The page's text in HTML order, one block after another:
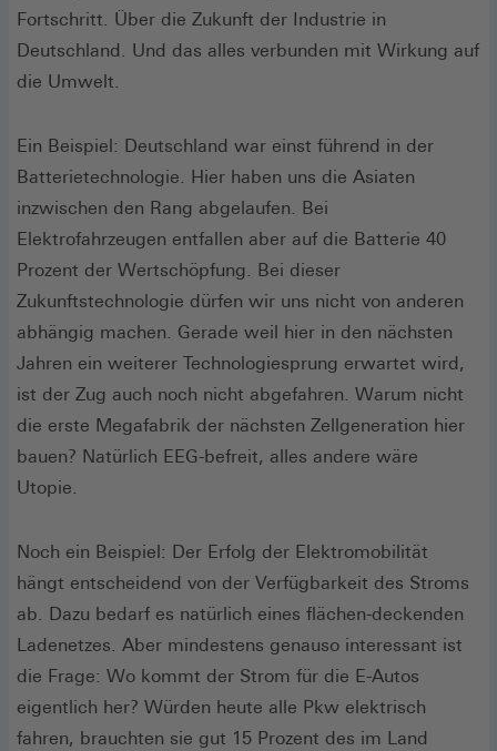
Fortschritt. Über die Zukunft der Industrie in
Deutschland. Und das alles verbunden mit Wirkung auf
die Umwelt.
Ein Beispiel: Deutschland war einst führend in der
Batterietechnologie. Hier haben uns die Asiaten
inzwischen den Rang abgelaufen. Bei
Elektrofahrzeugen entfallen aber auf die Batterie 40
Prozent der Wertschöpfung. Bei dieser
Zukunftstechnologie dürfen wir uns nicht von anderen
abhängig machen. Gerade weil hier in den nächsten
Jahren ein weiterer Technologiesprung erwartet wird,
ist der Zug auch noch nicht abgefahren. Warum nicht
die erste Megafabrik der nächsten Zellgeneration hier
bauen? Natürlich EEG-befreit, alles andere wäre
Utopie.
Noch ein Beispiel: Der Erfolg der Elektromobilität
hängt entscheidend von der Verfügbarkeit des Stroms
ab. Dazu bedarf es natürlich eines flächen-deckenden
Ladenetzes. Aber mindestens genauso interessant ist
die Frage: Wo kommt der Strom für die E-Autos
eigentlich her? Würden heute alle Pkw elektrisch
fahren, brauchten sie gut 15 Prozent des im Land